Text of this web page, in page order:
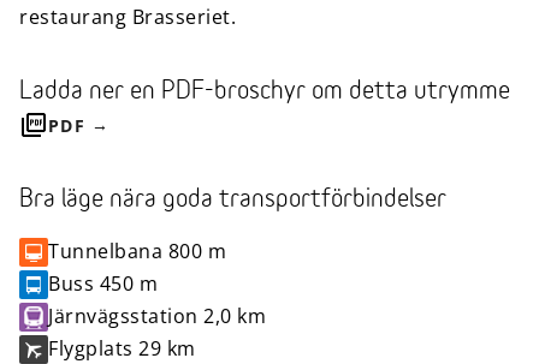
restaurang Brasseriet.
Ladda ner en PDF-broschyr om detta utrymme
PDF
Bra läge nära goda transportförbindelser
Tunnelbana 800 m
Buss 450 m
Järnvägsstation 2,0 km
Flygplats 29 km